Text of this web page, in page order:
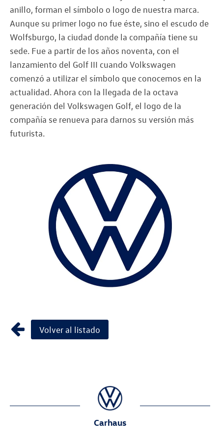
anillo, forman el símbolo o logo de nuestra marca.
Aunque su primer logo no fue éste, sino el escudo de
Wolfsburgo, la ciudad donde la compañía tiene su
sede. Fue a partir de los años noventa, con el
lanzamiento del Golf III cuando Volkswagen
comenzó a utilizar el símbolo que conocemos en la
actualidad. Ahora con la llegada de la octava
generación del Volkswagen Golf, el logo de la
compañía se renueva para darnos su versión más
futurista.
Volver al listado
Carhaus